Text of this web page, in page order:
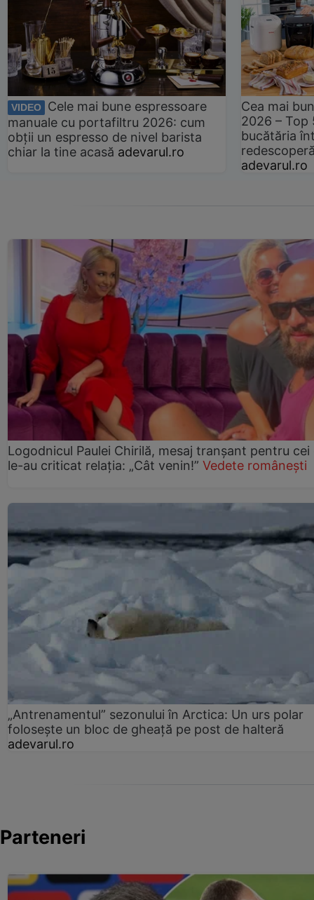
VIDEO
Cele mai bune espressoare
manuale cu portafiltru 2026: cum
obții un espresso de nivel barista
chiar la tine acasă adevarul.ro
Cea mai
2026 –
bucătăria
adevarul.ro
Logodnicul Paulei Chirilă, mesaj tranșant pentru cei
le-au criticat relația: „Cât venin!” Vedete românești
„Antrenamentul” sezonului în Arctica: Un urs polar
folosește un bloc de gheață pe post de halteră
adevarul.ro
Parteneri